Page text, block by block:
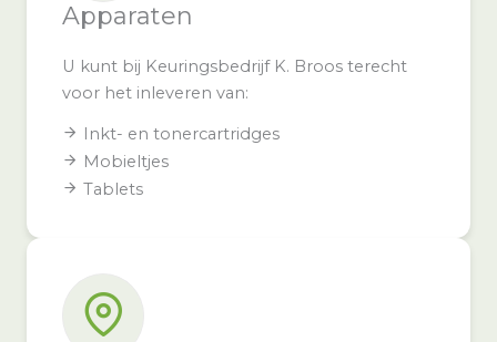
Apparaten
U kunt bij Keuringsbedrijf K. Broos terecht
voor het inleveren van:
Inkt- en tonercartridges
Mobieltjes
Tablets